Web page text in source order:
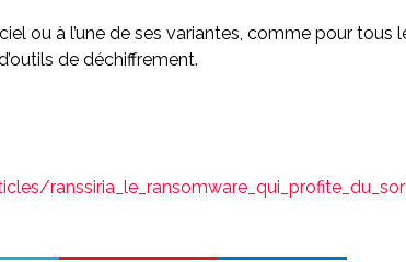
ou à l’une de ses variantes, comme pour
de déchiffrement.